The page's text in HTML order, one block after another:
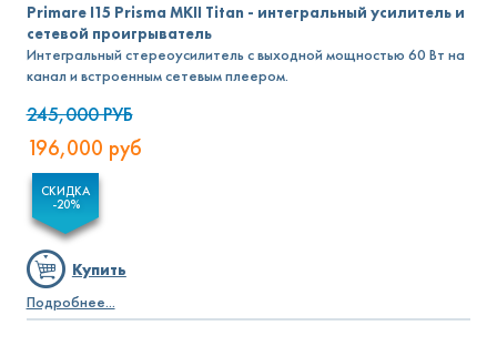
Primare I15 Prisma MKII Titan - интегральный усилитель и
сетевой проигрыватель
Интегральный стереоусилитель с выходной мощностью 60 Вт на
канал и встроенным сетевым плеером.
245,000РУБ
196,000 руб
СКИДКА
-20%
Купить
Подробнее...